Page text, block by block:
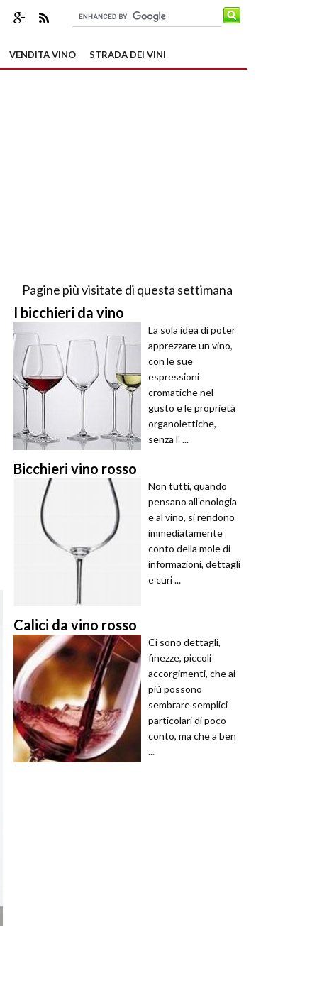
VENDITA VINO STRADA DEI VINI
Pagine più visitate di questa settimana
I bicchieri da vino
La sola idea di poter
apprezzare un vino,
con le sue
espressioni
cromatiche nel
gusto e le proprietà
organolettiche,
senza l' ...
Bicchieri vino rosso
Non tutti, quando
pensano all’enologia
e al vino, si rendono
immediatamente
conto della mole di
informazioni, dettagli
e curi ...
Calici da vino rosso
Ci sono dettagli,
finezze, piccoli
accorgimenti, che ai
più possono
sembrare semplici
particolari di poco
conto, ma che a ben
...